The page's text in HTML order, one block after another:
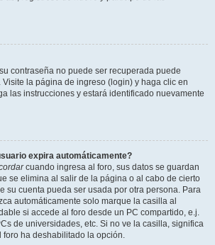
contraseña no puede ser recuperada puede
la página de ingreso (login) y haga clic en
las instrucciones y estará identificado nuevamente
expira automáticamente?
cuando ingresa al foro, sus datos se guardan
se elimina al salir de la página o al cabo de cierto
su cuenta pueda ser usada por otra persona. Para
automáticamente solo marque la casilla al
si accede al foro desde un PC compartido, e.j.
de universidades, etc. Si no ve la casilla, significa
ha deshabilitado la opción.